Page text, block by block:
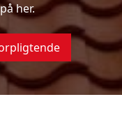
her.